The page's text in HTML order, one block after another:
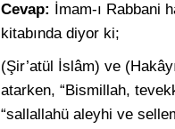
Cevap: İmam-ı Rabbani
kitabında diyor ki;
(Şir’atül İslâm) ve
atarken, “Bismillah,
“sallallahü aleyhi ve